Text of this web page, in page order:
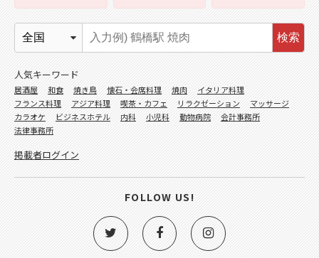
検索
人気キーワード
居酒屋 和食 焼き鳥 懐石・会席料理 焼肉
イタリア料理
フランス料理
アジア料理 喫茶・カフェ リラクゼーション
マッサージ
カラオケ
ビジネスホテル 内科 小児科 動物病院
会計事務所
法律事務所
掲載者ログイン
FOLLOW US!